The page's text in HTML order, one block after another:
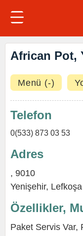
African Pot,
Menü (-)
Telefon
0(533) 873 03 53
Adres
, 9010
Yenişehir,
Özellikler,
Paket Servis Var,